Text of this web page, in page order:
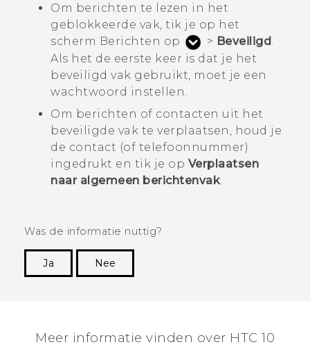
Om berichten te lezen in het
geblokkeerde vak, tik je op het
scherm Berichten op > Beveiligd.
Als het de eerste keer is dat je het
beveiligd vak gebruikt, moet je een
wachtwoord instellen.
Om berichten of contacten uit het
beveiligde vak te verplaatsen, houd je
de contact (of telefoonnummer)
ingedrukt en tik je op Verplaatsen
naar algemeen berichtenvak.
Was de informatie nuttig?
Ja
Nee
Meer informatie vinden over HTC 10